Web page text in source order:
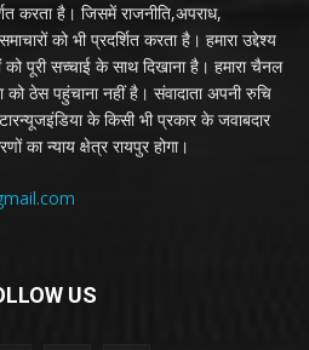
करता है। जिसमें राजनीति,अपराध,
को भी प्रदर्शित करता है। हमारा उद्देश्य
पूरी सच्चाई के साथ दिखाना है। हमारा चैनल
को ठेस पहुंचाना नहीं है। संवादाता अपनी रुचि
के किसी भी प्रकार के जवाबदार
का न्याय क्षेत्र रायपुर होगा।
US